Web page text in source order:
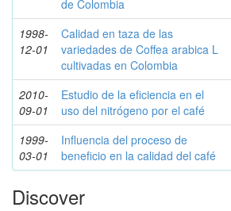
de Colombia
1998-
12-01
Calidad en taza de las
variedades de Coffea arabica L
cultivadas en Colombia
2010-
09-01
Estudio de la eficiencia en el
uso del nitrógeno por el café
1999-
03-01
Influencia del proceso de
beneficio en la calidad del café
Discover